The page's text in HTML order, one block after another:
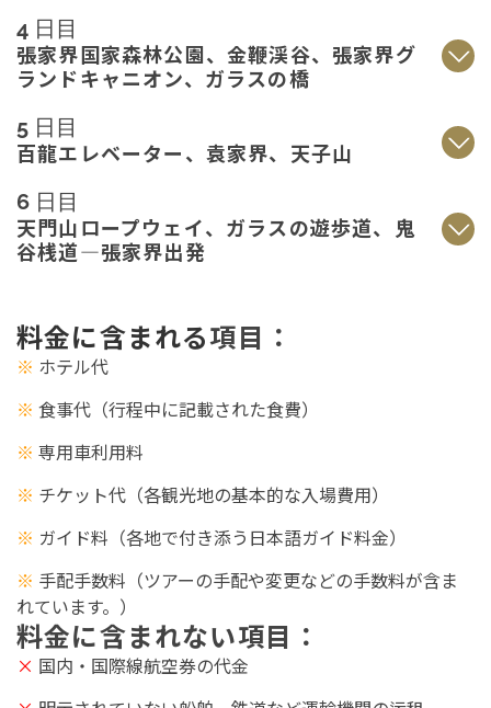
4 日目
張家界国家森林公園、金鞭渓谷、張家界グ
ランドキャニオン、ガラスの橋
5 日目
百龍エレベーター、袁家界、天子山
6 日目
天門山ロープウェイ、ガラスの遊歩道、鬼
谷桟道―張家界出発
料金に含まれる項目 ：
※ ホテル代
※ 食事代（行程中に記載された食費）
※ 専用車利用料
※ チケット代（各観光地の基本的な入場費用）
※ ガイド料（各地で付き添う日本語ガイド料金）
※ 手配手数料（ツアーの手配や変更などの手数料が含ま
れています。）
料金に含まれない項目 ：
× 国内・国際線航空券の代金